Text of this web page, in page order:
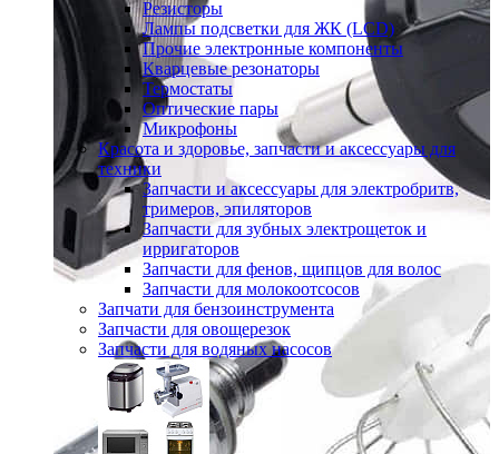
Резисторы
Лампы подсветки для ЖК (LCD)
Прочие электронные компоненты
Кварцевые резонаторы
Термостаты
Оптические пары
Микрофоны
Красота и здоровье, запчасти и аксессуары для
техники
Запчасти и аксессуары для электробритв,
тримеров, эпиляторов
Запчасти для зубных электрощеток и
ирригаторов
Запчасти для фенов, щипцов для волос
Запчасти для молокоотсосов
Запчати для бензоинструмента
Запчасти для овощерезок
Запчасти для водяных насосов